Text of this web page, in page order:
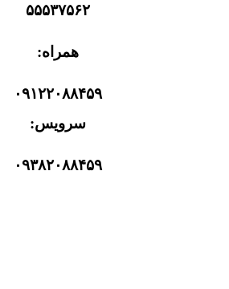
۵۵۵۳۷۵۶۲
همراه:
۰۹۱۲۲۰۸۸۴۵۹
سرویس:
۰۹۳۸۲۰۸۸۴۵۹